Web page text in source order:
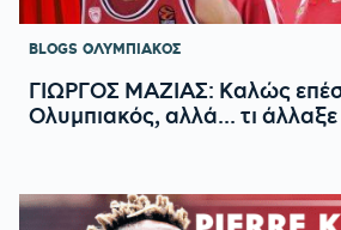
BLOGS ΟΛΥΜΠΙΑΚΟΣ
ΓΙΩΡΓΟΣ ΜΑΖΙΑΣ: Καλώς
Ολυμπιακός, αλλά... τι άλλαξε